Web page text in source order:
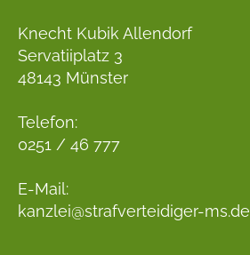
Knecht Kubik Allendorf
Servatiiplatz 3
48143 Münster
Telefon:
0251 / 46 777
E-Mail:
kanzlei@strafverteidiger-ms.de